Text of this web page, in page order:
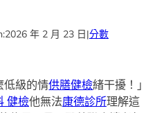
2026 年 2 月 23 日|分數
低級的情供膳健檢緒干擾！」
健檢他無法康德診所理解這